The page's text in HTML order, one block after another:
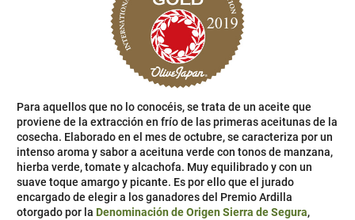
Para aquellos que no lo conocéis, se trata de un aceite que
proviene de la extracción en frío de las primeras aceitunas de la
cosecha. Elaborado en el mes de octubre, se caracteriza por un
intenso aroma y sabor a aceituna verde con tonos de manzana,
hierba verde, tomate y alcachofa. Muy equilibrado y con un
suave toque amargo y picante. Es por ello que el jurado
encargado de elegir a los ganadores del Premio Ardilla
otorgado por la Denominación de Origen Sierra de Segura,